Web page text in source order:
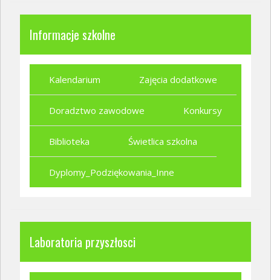
Informacje szkolne
Kalendarium Zajęcia dodatkowe
Doradztwo zawodowe Konkursy
Biblioteka Świetlica szkolna
Dyplomy_Podziękowania_Inne
Laboratoria przyszłosci